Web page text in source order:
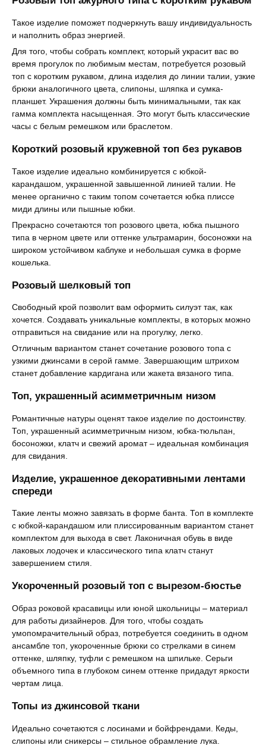
Такое изделие поможет подчеркнуть вашу индивидуальность
и наполнить образ энергией.
Для того, чтобы собрать комплект, который украсит вас во
время прогулок по любимым местам, потребуется розовый
топ с коротким рукавом, длина изделия до линии талии, узкие
брюки аналогичного цвета, слипоны, шляпка и сумка-
планшет. Украшения должны быть минимальными, так как
гамма комплекта насыщенная. Это могут быть классические
часы с белым ремешком или браслетом.
Короткий розовый кружевной топ без рукавов
Такое изделие идеально комбинируется с юбкой-
карандашом, украшенной завышенной линией талии. Не
менее органично с таким топом сочетается юбка плиссе
миди длины или пышные юбки.
Прекрасно сочетаются топ розового цвета, юбка пышного
типа в черном цвете или оттенке ультрамарин, босоножки на
широком устойчивом каблуке и небольшая сумка в форме
кошелька.
Розовый шелковый топ
Свободный крой позволит вам оформить силуэт так, как
хочется. Создавать уникальные комплекты, в которых можно
отправиться на свидание или на прогулку, легко.
Отличным вариантом станет сочетание розового топа с
узкими джинсами в серой гамме. Завершающим штрихом
станет добавление кардигана или жакета вязаного типа.
Топ, украшенный асимметричным низом
Романтичные натуры оценят такое изделие по достоинству.
Топ, украшенный асимметричным низом, юбка-тюльпан,
босоножки, клатч и свежий аромат – идеальная комбинация
для свидания.
Изделие, украшенное декоративными лентами
спереди
Такие ленты можно завязать в форме банта. Топ в комплекте
с юбкой-карандашом или плиссированным вариантом станет
комплектом для выхода в свет. Лаконичная обувь в виде
лаковых лодочек и классического типа клатч станут
завершением стиля.
Укороченный розовый топ с вырезом-бюстье
Образ роковой красавицы или юной школьницы – материал
для работы дизайнеров. Для того, чтобы создать
умопомрачительный образ, потребуется соединить в одном
ансамбле топ, укороченные брюки со стрелками в синем
оттенке, шляпку, туфли с ремешком на шпильке. Серьги
объемного типа в глубоком синем оттенке придадут яркости
чертам лица.
Топы из джинсовой ткани
Идеально сочетаются с лосинами и бойфрендами. Кеды,
слипоны или сникерсы – стильное обрамление лука.